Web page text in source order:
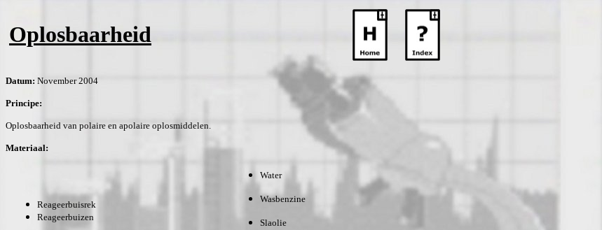
Oplosbaarheid
Datum: November 2004
Principe:
Oplosbaarheid van polaire en apolaire oplosmiddelen.
Materiaal:
Reageerbuisrek
Reageerbuizen
Water
Wasbenzine
Slaolie